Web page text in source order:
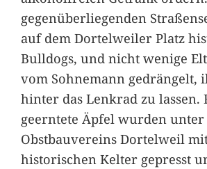
gegenüberliegenden
auf dem Dortelweiler Platz
Bulldogs, und nicht wenige
vom Sohnemann gedrängelt,
hinter das Lenkrad zu lassen.
geerntete Äpfel wurden unter
Obstbauvereins Dortelweil
historischen Kelter gepresst